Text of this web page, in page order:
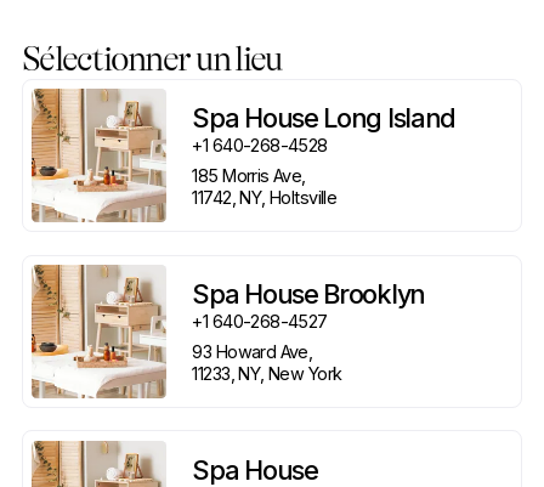
Sélectionner un lieu
Spa House Long Island
+1 640-268-4528
185 Morris Ave,
11742, NY, Holtsville
Spa House Brooklyn
+1 640-268-4527
93 Howard Ave,
11233, NY, New York
Spa House